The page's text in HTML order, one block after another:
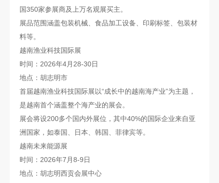
国350家参展商及上万名观展买主。
展品范围涵盖包装机械、食品加工设备、印刷标签、包装材
料等。
越南渔业科技国际展
时间：2026年4月28-30日
地点：胡志明市
首届越南渔业科技国际展以“成长中的越南海产业”为主题，
是越南首个涵盖整个海产业的展会。
展会将设200多个国内外展位，其中40%的国际企业来自亚
洲国家，如泰国、日本、韩国、菲律宾等。
越南未来能源展
时间：2026年7月8-9日
地点：胡志明西贡会展中心